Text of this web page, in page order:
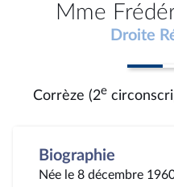
Mme
Droite
Corrèze (2e
Biographie
Née le 8 décembre